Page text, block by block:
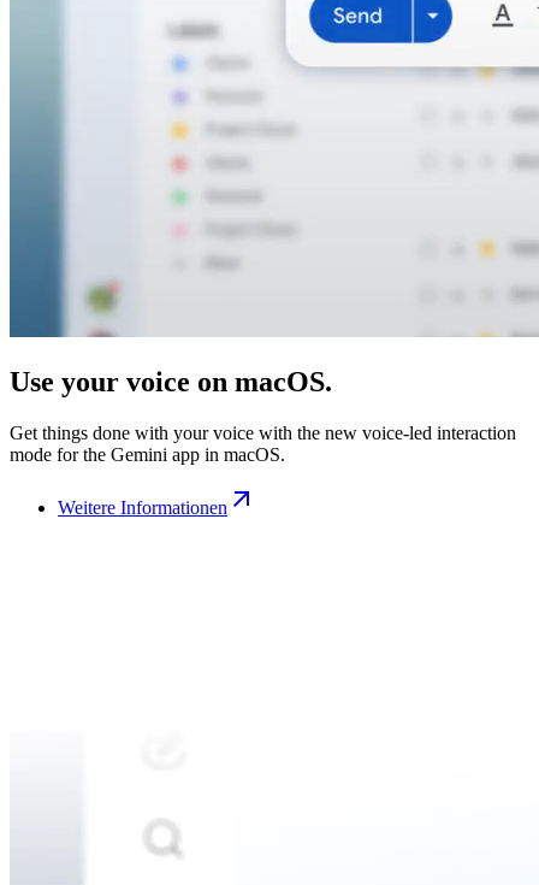
Use your voice on macOS.
Get things done with your voice with the new voice-led interaction
mode for the Gemini app in macOS.
Weitere Informationen